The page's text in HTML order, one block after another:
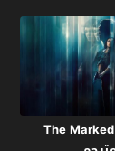
مشاهدة فيلم The Marked